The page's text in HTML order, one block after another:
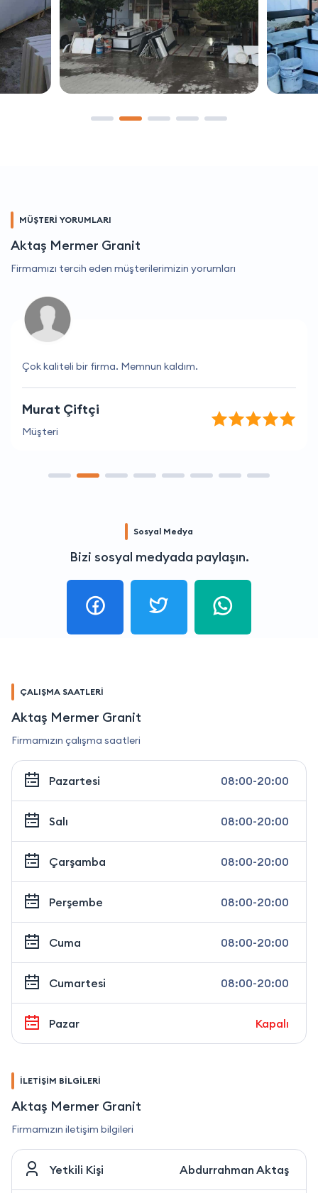
MÜŞTERİ YORUMLARI
Aktaş Mermer Granit
Firmamızı tercih eden müşterilerimizin yorumları
Çok kaliteli bir firma. Memnun kaldım.
Murat Çiftçi
Müşteri
Sosyal Medya
Bizi sosyal medyada paylaşın.
ÇALIŞMA SAATLERİ
Aktaş Mermer Granit
Firmamızın çalışma saatleri
Pazartesi 08:00-20:00
Salı 08:00-20:00
Çarşamba 08:00-20:00
Perşembe 08:00-20:00
Cuma 08:00-20:00
Cumartesi 08:00-20:00
Pazar Kapalı
İLETİŞİM BİLGİLERİ
Aktaş Mermer Granit
Firmamızın iletişim bilgileri
Yetkili Kişi Abdurrahman Aktaş